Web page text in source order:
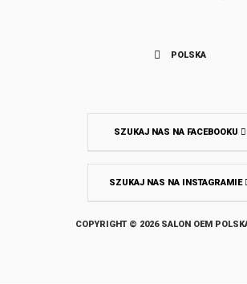
POLSKA
SZUKAJ NAS NA FACEBOOKU
SZUKAJ NAS NA INSTAGRAMIE
COPYRIGHT © 2026 SALON OEM